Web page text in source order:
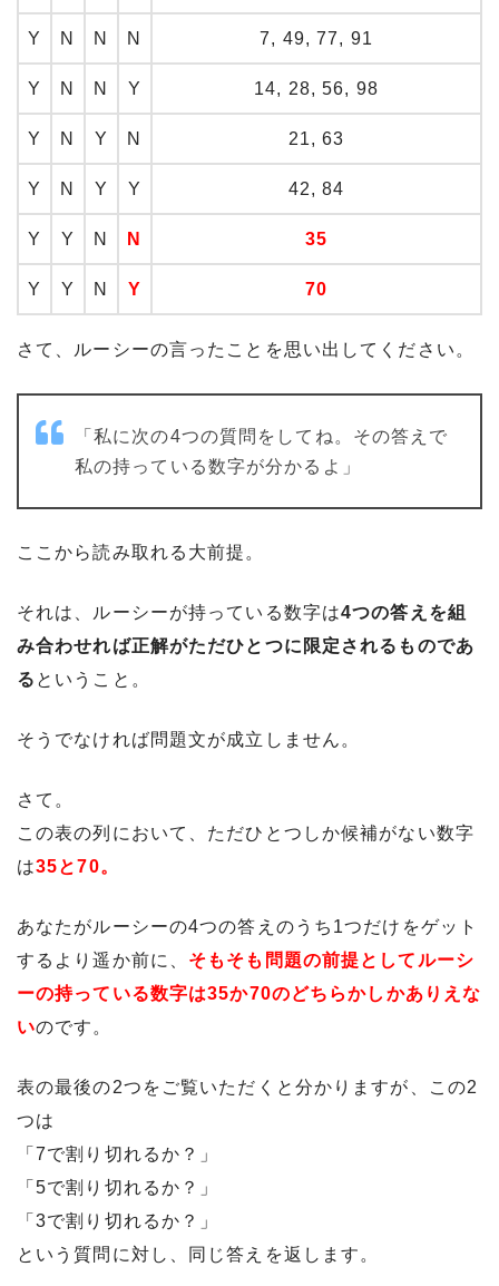
Y N N N 7, 49, 77, 91
Y N N Y 14, 28, 56, 98
Y N Y N 21, 63
Y N Y Y 42, 84
Y Y N N 35
Y Y N Y 70
さて、ルーシーの言ったことを思い出してください。
「私に次の4つの質問をしてね。その答えで
私の持っている数字が分かるよ」
ここから読み取れる大前提。
それは、ルーシーが持っている数字は4つの答えを組
み合わせれば正解がただひとつに限定されるものであ
る ということ。
そうでなければ問題文が成立しません。
さて。
この表の列において、ただひとつしか候補がない数字
は35と70。
あなたがルーシーの4つの答えのうち1つだけをゲット
するより遥か前に、 そもそも問題の前提としてルーシ
ーの持っている数字は35か70のどちらかしかありえな
いのです。
表の最後の2つをご覧いただくと分かりますが、この2
つは
「7で割り切れるか？」
「5で割り切れるか？」
「3で割り切れるか？」
という質問に対し、同じ答えを返します。